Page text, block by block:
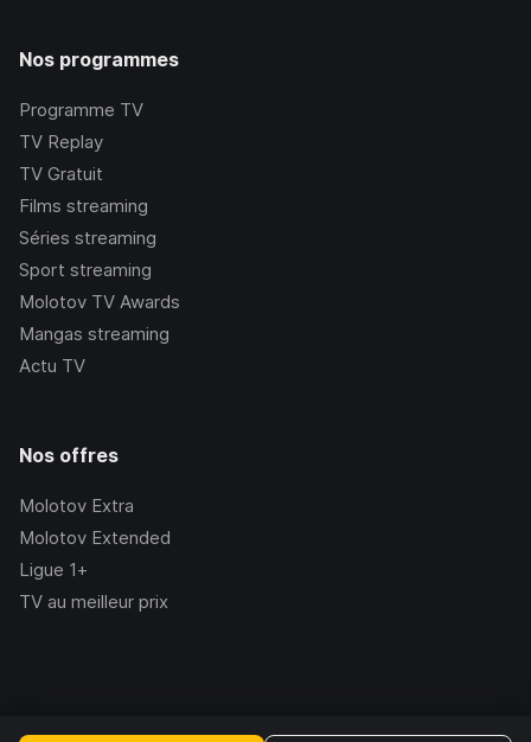
Nos programmes
Programme TV
TV Replay
TV Gratuit
Films streaming
Séries streaming
Sport streaming
Molotov TV Awards
Mangas streaming
Actu TV
Nos offres
Molotov Extra
Molotov Extended
Ligue 1+
TV au meilleur prix